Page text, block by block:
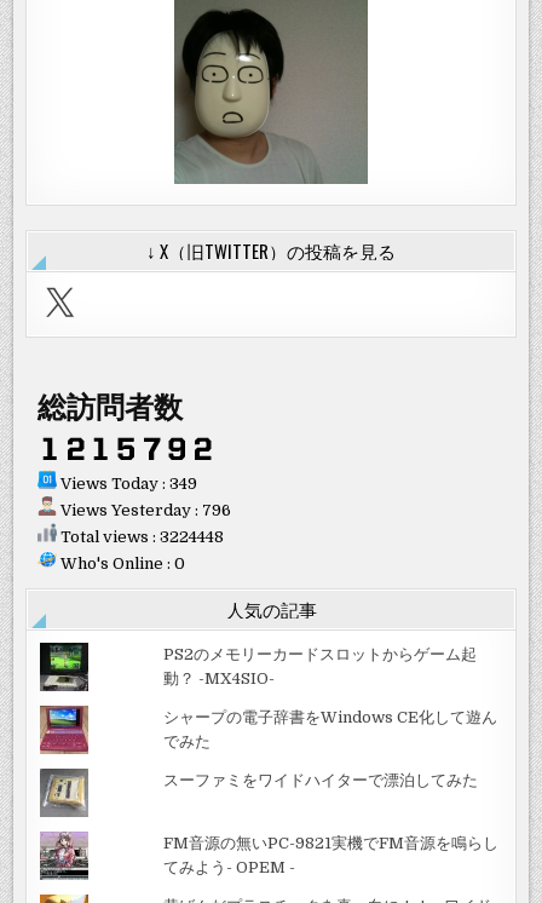
↓ X（旧TWITTER）の投稿を見る
X
総訪問者数
Views Today : 349
Views Yesterday : 796
Total views : 3224448
Who's Online : 0
人気の記事
PS2のメモリーカードスロットからゲーム起
動？ -MX4SIO-
シャープの電子辞書をWindows CE化して遊ん
でみた
スーファミをワイドハイターで漂泊してみた
FM音源の無いPC-9821実機でFM音源を鳴らし
てみよう- OPEM -